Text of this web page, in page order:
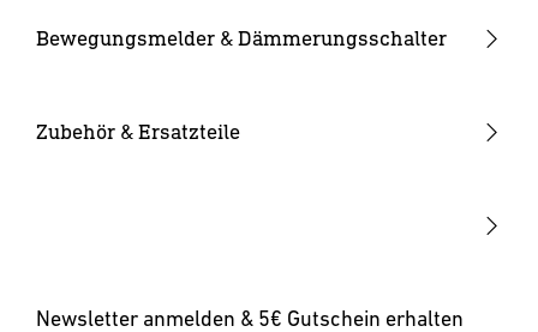
Kameraleuchten
Solarleuchten
Pollerleuchten
Ersatzgläser
Leuchtmittel
Bewegungsmelder & Dämmerungsschalter
Bewegungsmelder innen
Zubehör & Ersatzteile
Newsletter anmelden & 5€ Gutschein erhalten